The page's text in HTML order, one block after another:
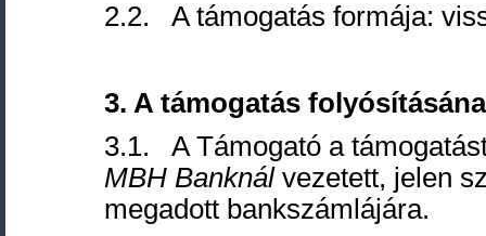
2.2. A támogatás formája:
3. A támogatás
3.1. A Támogató a
MBH Banknálvezetett, jelen
megadott bankszámlájára.